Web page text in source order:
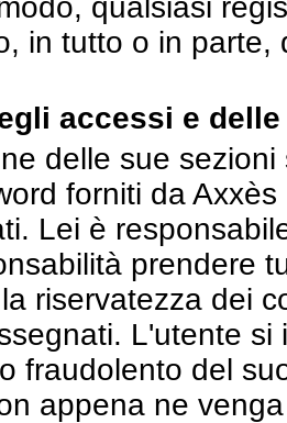
qualsiasi
in tutto o in parte,
accessi e
delle sue
forniti da
Lei è
prendere
riservatezza dei
L'utente
fraudolento del
appena ne